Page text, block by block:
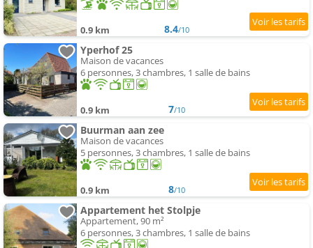
0.9 km 8.4/10
Yperhof 25
Maison de vacances
6 personnes, 3 chambres, 1 salle de bains
0.9 km 7/10
Buurman aan zee
Maison de vacances
5 personnes, 3 chambres, 1 salle de bains
0.9 km 8/10
Appartement het Stolpje
Appartement, 90 m²
6 personnes, 3 chambres, 1 salle de bains